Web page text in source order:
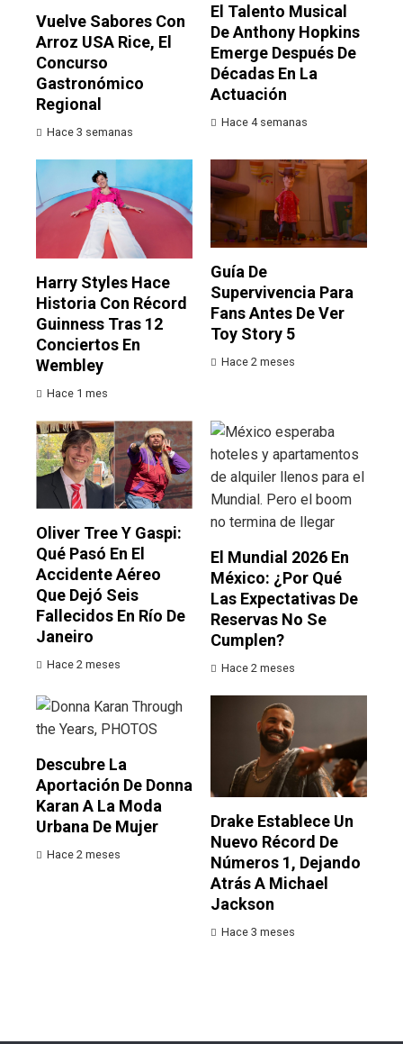
Vuelve Sabores Con
Arroz USA Rice, El
Concurso
Gastronómico
Regional
Hace 3 semanas
El Talento Musical
De Anthony Hopkins
Emerge Después De
Décadas En La
Actuación
Hace 4 semanas
Harry Styles Hace
Historia Con Récord
Guinness Tras 12
Conciertos En
Wembley
Hace 1 mes
Guía De
Supervivencia Para
Fans Antes De Ver
Toy Story 5
Hace 2 meses
Oliver Tree Y Gaspi:
Qué Pasó En El
Accidente Aéreo
Que Dejó Seis
Fallecidos En Río De
Janeiro
Hace 2 meses
El Mundial 2026 En
México: ¿por Qué
Las Expectativas De
Reservas No Se
Cumplen?
Hace 2 meses
Descubre La
Aportación De Donna
Karan A La Moda
Urbana De Mujer
Hace 2 meses
Drake Establece Un
Nuevo Récord De
Números 1, Dejando
Atrás A Michael
Jackson
Hace 3 meses